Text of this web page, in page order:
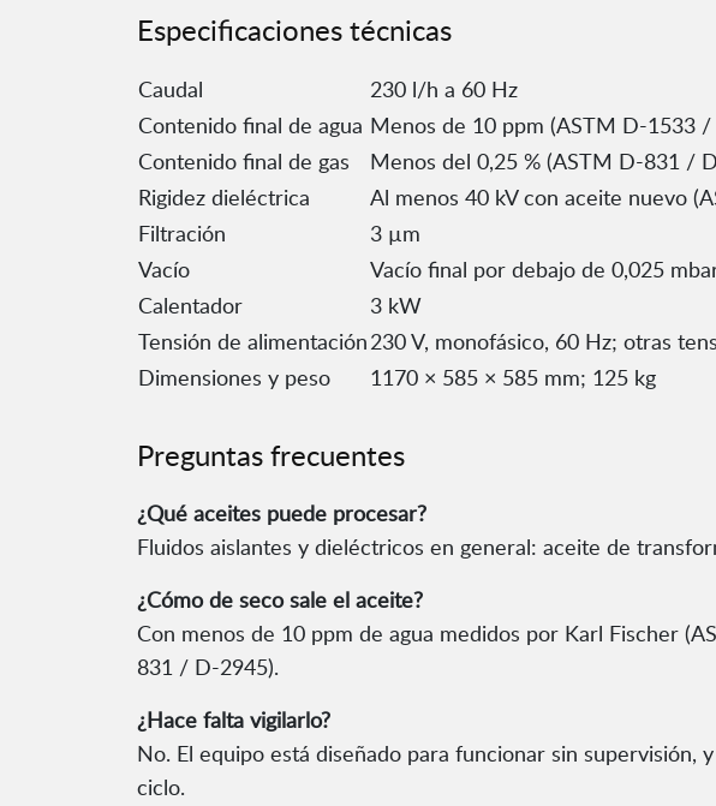
Especificaciones técnicas
Caudal
230 l/h a 60 Hz
Contenido final de agua Menos de 10 ppm (ASTM D-1533
Contenido final de gas
Menos del 0,25 % (ASTM D-831 /
Rigidez dieléctrica
Al menos 40 kV con aceite nuevo
Filtración
3 µm
Vacío
Vacío final por debajo de 0,025
Calentador
3 kW
Tensión de alimentación230 V, monofásico, 60 Hz; otras
Dimensiones y peso
1170 × 585 × 585 mm; 125 kg
Preguntas frecuentes
¿Qué aceites puede procesar?
Fluidos aislantes y dieléctricos en general: aceite de
¿Cómo de seco sale el aceite?
Con menos de 10 ppm de agua medidos por Karl Fischer
831 / D-2945).
¿Hace falta vigilarlo?
No. El equipo está diseñado para funcionar sin
ciclo.